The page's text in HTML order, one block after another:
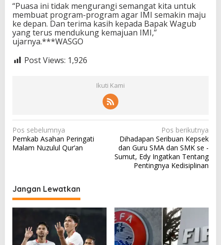
“Puasa ini tidak mengurangi semangat kita untuk
membuat program-program agar IMI semakin maju
ke depan. Dan terima kasih kepada Bapak Wagub
yang terus mendukung kemajuan IMI,”
ujarnya.***WASGO
Post Views: 1,926
Ikuti Kami
N
a
g
a
s
Pos sebelumnya
Pemkab Asahan Peringati
Malam Nuzulul Qur’an
Pos berikutnya
Dihadapan Seribuan Kepsek
dan Guru SMA dan SMK se -
Sumut, Edy Ingatkan Tentang
Pentingnya Kedisiplinan
Jangan Lewatkan